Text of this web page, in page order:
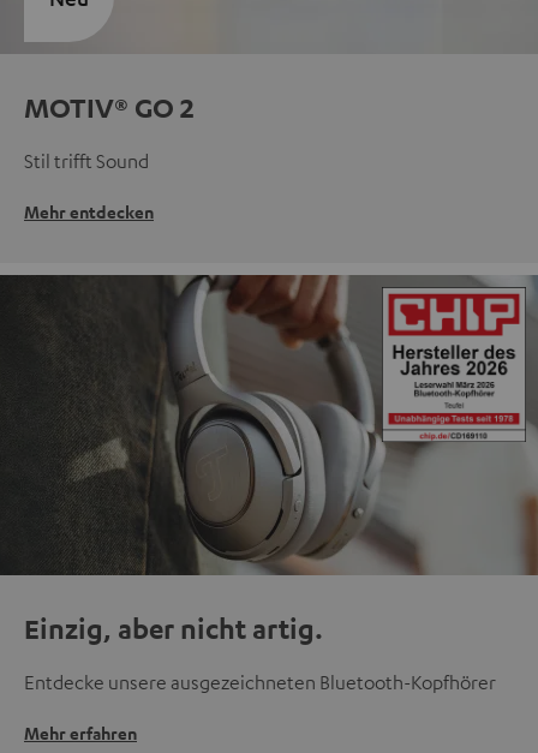
MOTIV® GO 2
Stil trifft Sound
Mehr entdecken
Einzig, aber nicht artig.
Entdecke unsere ausgezeichneten Bluetooth-Kopfhörer
Mehr erfahren